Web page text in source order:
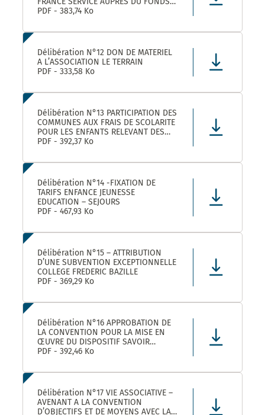
NATIONAL D’AMENAGEMENT ET DE
DU FONDS NATIONAL FRANCE
PDF - 383,74 Ko
Délibération N°12 DON DE MATERIEL
A L’ASSOCIATION LE TERRAIN
PDF - 333,58 Ko
Délibération N°13 PARTICIPATION DES
COMMUNES AUX FRAIS DE SCOLARITE
POUR LES ENFANTS RELEVANT DES
DISPOSITIFS ULISS ET DAR
CASTELNAUVIENNES
PDF - 392,37 Ko
Délibération N°14 -FIXATION DE
TARIFS ENFANCE JEUNESSE
EDUCATION – SEJOURS
PDF - 467,93 Ko
Délibération N°15 – ATTRIBUTION
D’UNE SUBVENTION EXCEPTIONNELLE
COLLEGE FREDERIC BAZILLE
PDF - 369,29 Ko
Délibération N°16 APPROBATION DE
LA CONVENTION POUR LA MISE EN
ŒUVRE DU DISPOSITIF SAVOIR
ROULER A VELO AVEC MONTPELLIER
PDF - 392,46 Ko
Délibération N°17 VIE ASSOCIATIVE –
AVENANT A LA CONVENTION
D’OBJECTIFS ET DE MOYENS AVEC LA